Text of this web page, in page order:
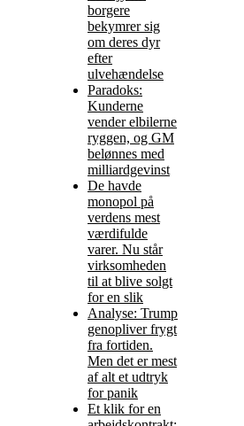
borgere
bekymrer sig
om deres dyr
efter
ulvehændelse
Paradoks:
Kunderne
vender elbilerne
ryggen, og GM
belønnes med
milliardgevinst
De havde
monopol på
verdens mest
værdifulde
varer. Nu står
virksomheden
til at blive solgt
for en slik
Analyse: Trump
genopliver frygt
fra fortiden.
Men det er mest
af alt et udtryk
for panik
Et klik for en